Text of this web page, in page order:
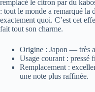
remplacé le citron par du
: tout le monde a remarqué la
exactement quoi. C’est cet
fait tout son charme.
Origine : Japon — très
Usage courant : pressé
Remplacement :
une note plus raffinée.